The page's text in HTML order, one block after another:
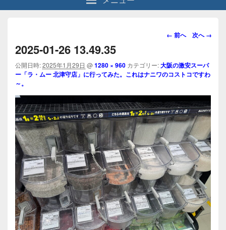
画
ビ
ゲ
シ
ョ
ン
← 前へ 次へ →
2025-01-26 13.49.35
公開日時:2025年1月29日 @1280 × 960 カテゴリー:大阪の激安スーパ
ー「ラ・ムー 北津守店」に行ってみた。これはナニワのコストコですわ
～。